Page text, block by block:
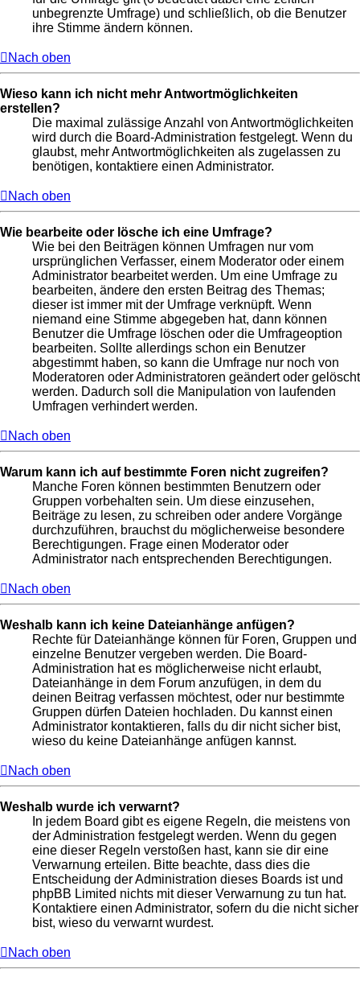
unbegrenzte Umfrage) und schließlich, ob die Benutzer
ihre Stimme ändern können.
Nach oben
Wieso kann ich nicht mehr Antwortmöglichkeiten
erstellen?
Die maximal zulässige Anzahl von Antwortmöglichkeiten
wird durch die Board-Administration festgelegt. Wenn du
glaubst, mehr Antwortmöglichkeiten als zugelassen zu
benötigen, kontaktiere einen Administrator.
Nach oben
Wie bearbeite oder lösche ich eine Umfrage?
Wie bei den Beiträgen können Umfragen nur vom
ursprünglichen Verfasser, einem Moderator oder einem
Administrator bearbeitet werden. Um eine Umfrage zu
bearbeiten, ändere den ersten Beitrag des Themas;
dieser ist immer mit der Umfrage verknüpft. Wenn
niemand eine Stimme abgegeben hat, dann können
Benutzer die Umfrage löschen oder die Umfrageoption
bearbeiten. Sollte allerdings schon ein Benutzer
abgestimmt haben, so kann die Umfrage nur noch von
Moderatoren oder Administratoren geändert oder gelöscht
werden. Dadurch soll die Manipulation von laufenden
Umfragen verhindert werden.
Nach oben
Warum kann ich auf bestimmte Foren nicht zugreifen?
Manche Foren können bestimmten Benutzern oder
Gruppen vorbehalten sein. Um diese einzusehen,
Beiträge zu lesen, zu schreiben oder andere Vorgänge
durchzuführen, brauchst du möglicherweise besondere
Berechtigungen. Frage einen Moderator oder
Administrator nach entsprechenden Berechtigungen.
Nach oben
Weshalb kann ich keine Dateianhänge anfügen?
Rechte für Dateianhänge können für Foren, Gruppen und
einzelne Benutzer vergeben werden. Die Board-
Administration hat es möglicherweise nicht erlaubt,
Dateianhänge in dem Forum anzufügen, in dem du
deinen Beitrag verfassen möchtest, oder nur bestimmte
Gruppen dürfen Dateien hochladen. Du kannst einen
Administrator kontaktieren, falls du dir nicht sicher bist,
wieso du keine Dateianhänge anfügen kannst.
Nach oben
Weshalb wurde ich verwarnt?
In jedem Board gibt es eigene Regeln, die meistens von
der Administration festgelegt werden. Wenn du gegen
eine dieser Regeln verstoßen hast, kann sie dir eine
Verwarnung erteilen. Bitte beachte, dass dies die
Entscheidung der Administration dieses Boards ist und
phpBB Limited nichts mit dieser Verwarnung zu tun hat.
Kontaktiere einen Administrator, sofern du die nicht sicher
bist, wieso du verwarnt wurdest.
Nach oben